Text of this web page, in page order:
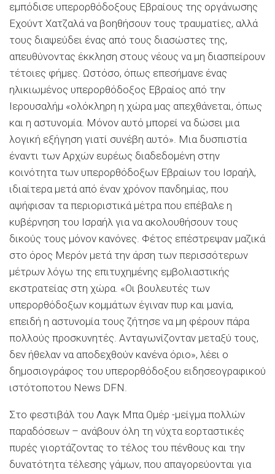
εμπόδισε υπερορθόδοξους Εβραίους της οργάνωσης
Εχούντ Χατζαλά να βοηθήσουν τους τραυματίες, αλλά
τους διαψεύδει ένας από τους διασώστες της,
απευθύνοντας έκκληση στους νέους να μη διασπείρουν
τέτοιες φήμες. Ωστόσο, όπως επεσήμανε ένας
ηλικιωμένος υπερορθόδοξος Εβραίος από την
Ιερουσαλήμ «ολόκληρη η χώρα μας απεχθάνεται, όπως
και η αστυνομία. Μόνον αυτό μπορεί να δώσει μια
λογική εξήγηση γιατί συνέβη αυτό». Μια δυσπιστία
έναντι των Αρχών ευρέως διαδεδομένη στην
κοινότητα των υπερορθόδοξων Εβραίων του Ισραήλ,
ιδιαίτερα μετά από έναν χρόνον πανδημίας, που
αψήφισαν τα περιοριστικά μέτρα που επέβαλε η
κυβέρνηση του Ισραήλ για να ακολουθήσουν τους
δικούς τους μόνον κανόνες. Φέτος επέστρεψαν μαζικά
στο όρος Μερόν μετά την άρση των περισσότερων
μέτρων λόγω της επιτυχημένης εμβολιαστικής
εκστρατείας στη χώρα. «Οι βουλευτές των
υπερορθόδοξων κομμάτων έγιναν πυρ και μανία,
επειδή η αστυνομία τους ζήτησε να μη φέρουν πάρα
πολλούς προσκυνητές. Ανταγωνίζονταν μεταξύ τους,
δεν ήθελαν να αποδεχθούν κανένα όριο», λέει ο
δημοσιογράφος του υπερορθόδοξου ειδησεογραφικού
ιστότοποτου News DFN.
Στο φεστιβάλ του Λαγκ Μπα Ομέρ -μείγμα πολλών
παραδόσεων – ανάβουν όλη τη νύχτα εορταστικές
πυρές γιορτάζοντας το τέλος του πένθους και την
δυνατότητα τέλεσης γάμων, που απαγορεύονται για